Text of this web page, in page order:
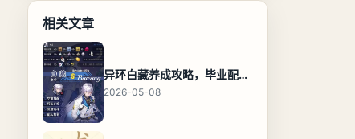
相关文章
异环白藏养成攻略，毕业配装、技能加点与阵容搭配保姆级解析
2026-05-08